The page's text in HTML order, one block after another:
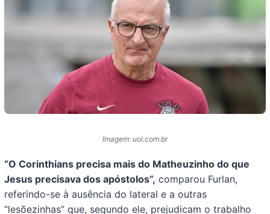
Imagem: uol.com.br
“O Corinthians precisa mais do Matheuzinho do que
Jesus precisava dos apóstolos”, comparou Furlan,
referindo-se à ausência do lateral e a outras
“lesõezinhas” que, segundo ele, prejudicam o trabalho